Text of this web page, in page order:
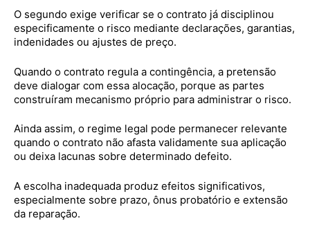
O segundo exige verificar se o contrato já disciplinou
especificamente o risco mediante declarações, garantias,
indenidades ou ajustes de preço.
Quando o contrato regula a contingência, a pretensão
deve dialogar com essa alocação, porque as partes
construíram mecanismo próprio para administrar o risco.
Ainda assim, o regime legal pode permanecer relevante
quando o contrato não afasta validamente sua aplicação
ou deixa lacunas sobre determinado defeito.
A escolha inadequada produz efeitos significativos,
especialmente sobre prazo, ônus probatório e extensão
da reparação.